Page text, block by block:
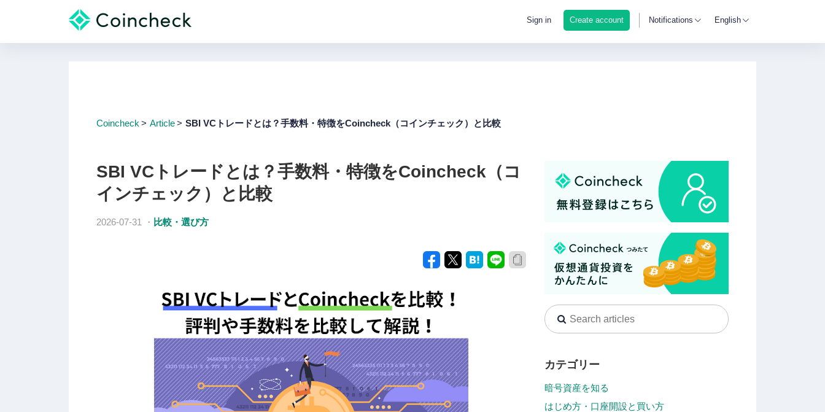
Sign in Create account Notifications English
Coincheck Article SBI VCトレードとは？手数料・特徴をCoincheck（コインチェック）と比較
SBI VCトレードとは？手数料・特徴をCoincheck（コ
インチェック）と比較
2026-07-31 ・ 比較・選び方
カテゴリー
暗号資産を知る
はじめ方・口座開設と買い方